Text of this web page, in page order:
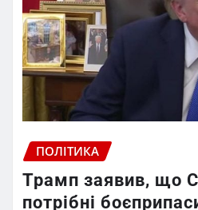
ПОЛІТИКА
Трамп заявив, що
потрібні